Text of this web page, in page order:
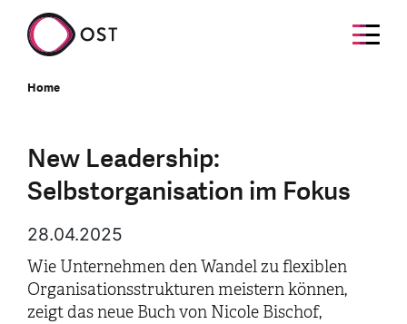
Home
New Leadership:
Selbstorganisation im Fokus
28.04.2025
Wie Unternehmen den Wandel zu flexiblen
Organisationsstrukturen meistern können,
zeigt das neue Buch von Nicole Bischof,